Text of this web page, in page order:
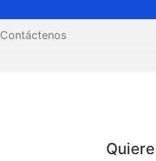
Contáctenos